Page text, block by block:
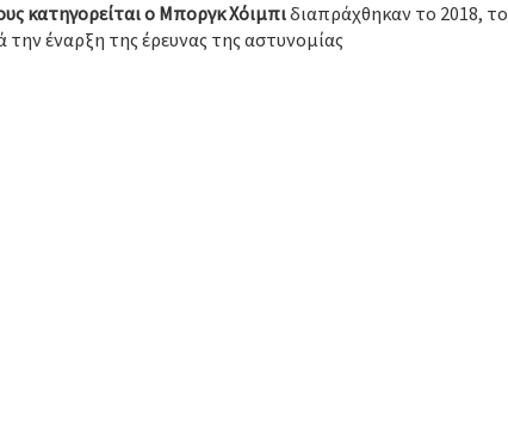
κατηγορείται ο Μποργκ Χόιμπιδιαπράχθηκαν το 2018, το
την έναρξη της έρευνας της αστυνομίας